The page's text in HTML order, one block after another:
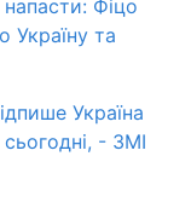
Фіцо
Україну та
Україна
- ЗМІ